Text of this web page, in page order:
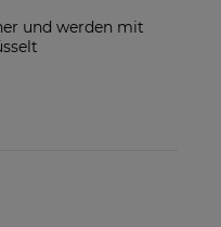
und werden mit